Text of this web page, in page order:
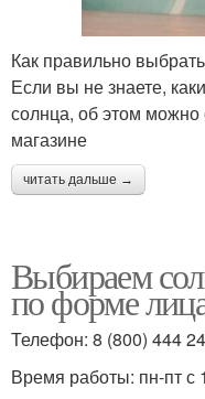
Как правильно
Если вы не знаете,
солнца, об этом можно
магазине
читать дальше →
Выбираем
по форме
Телефон: 8 (800) 444
Время работы: пн-пт